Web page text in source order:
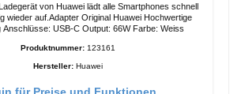
von Huawei lädt alle Smartphones schnell
auf.Adapter Original Huawei Hochwertige
Verarbeitung Anschlüsse: USB-C Output: 66W Farbe: Weiss
Produktnummer: 123161
Hersteller: Huawei